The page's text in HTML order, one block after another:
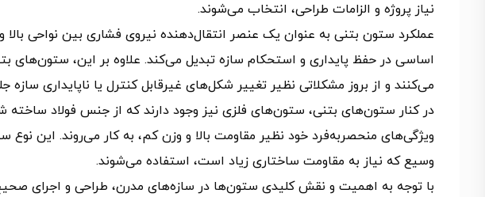
نیاز پروژه و الزامات طراحی، انتخاب می‌شوند.
عملکرد ستون بتنی به عنوان یک عنصر انتقال‌دهنده نیروی فشاری بین نواحی بالا
اساسی در حفظ پایداری و استحکام سازه تبدیل می‌کند. علاوه بر این، ستون‌های
می‌کنند و از بروز مشکلاتی نظیر تغییر شکل‌های غیرقابل کنترل یا ناپایداری سازه
در کنار ستون‌های بتنی، ستون‌های فلزی نیز وجود دارند که از جنس فولاد ساخته
ویژگی‌های منحصربه‌فرد خود نظیر مقاومت بالا و وزن کم، به کار می‌روند. این نوع
وسیع که نیاز به مقاومت ساختاری زیاد است، استفاده می‌شوند.
با توجه به اهمیت و نقش کلیدی ستون‌ها در سازه‌های مدرن، طراحی و اجرای صحیح